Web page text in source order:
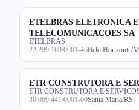
ETELBRAS ELETRONICA E
TELECOMUNICACOES SA
ETELBRAS
22.289.169/0001-46Belo Horizonte/
ETR CONSTRUTORA E
ETR CONSTRUTORA E
30.069.441/0001-00Santa Maria/RS